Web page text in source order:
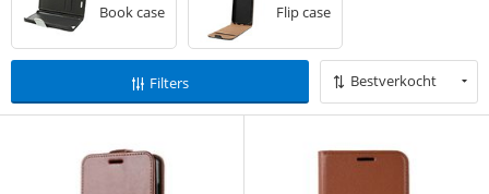
Book case Flip case
Filters Bestverkocht